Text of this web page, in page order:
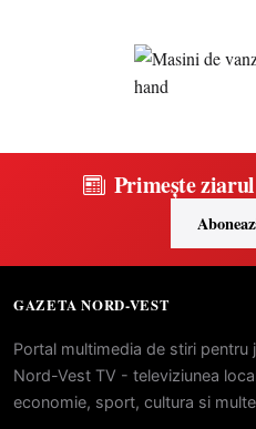
Primește
GAZETA NORD-VEST
Portal multimedia de stiri pentru
Nord-Vest TV - televiziunea
economie, sport, cultura si